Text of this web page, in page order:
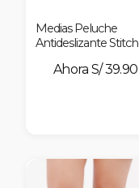
Medias Peluche
Antideslizante Stitch
S/ 39.90